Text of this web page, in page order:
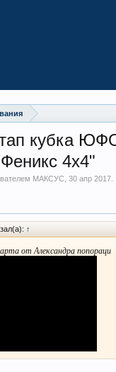
кубка
4х4"
МАКСУС, 30 апр 2017.
↑
от Александра попораци